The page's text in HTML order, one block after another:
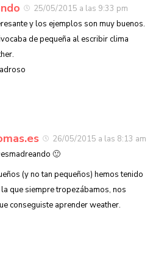
25/05/2015 a las 9:33 pm
y los ejemplos son muy buenos.
de pequeña al escribir clima
26/05/2015 a las 8:13 am
🙂
(y no tan pequeños) hemos tenido
que siempre tropezábamos, nos
conseguiste aprender weather.